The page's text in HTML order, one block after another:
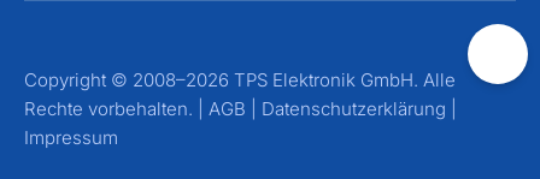
Copyright © 2008–2026 TPS Elektronik GmbH. Alle
Rechte vorbehalten. | AGB Datenschutzerklärung
Impressum